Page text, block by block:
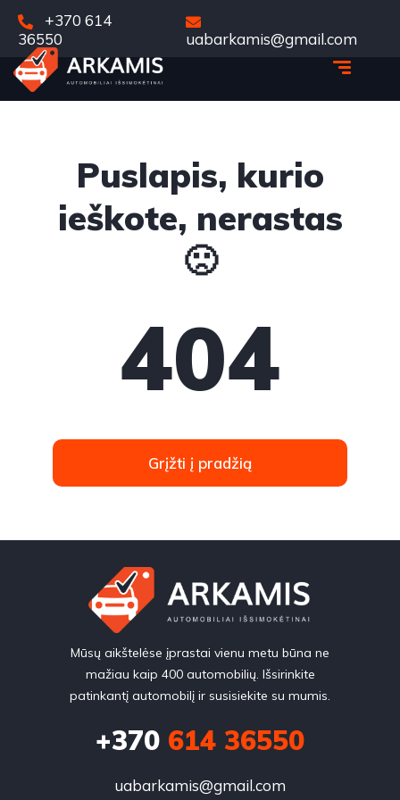
+370 614
36550
uabarkamis@gmail.com
Puslapis, kurio
ieškote, nerastas
🙁
404
Grįžti į pradžią
Mūsų aikštelėse įprastai vienu metu būna ne
mažiau kaip 400 automobilių. Išsirinkite
patinkantį automobilį ir susisiekite su mumis.
+370 614 36550
uabarkamis@gmail.com